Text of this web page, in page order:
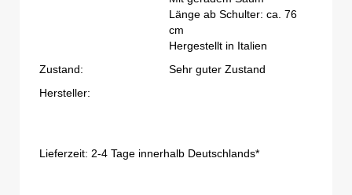
Länge ab Schulter: ca. 76
cm
Hergestellt in Italien
Zustand:
Sehr guter Zustand
Hersteller:
Lieferzeit: 2-4 Tage innerhalb Deutschlands*